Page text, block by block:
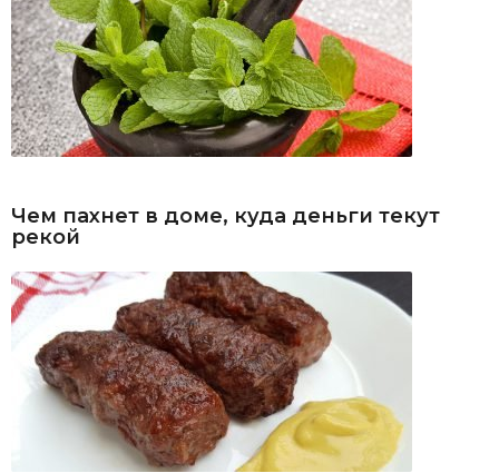
Чем пахнет в доме, куда деньги текут
рекой